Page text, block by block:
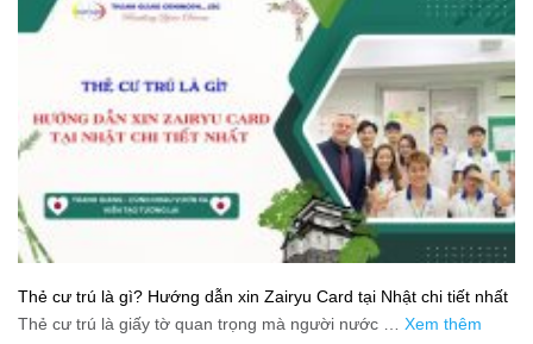
Thẻ cư trú là gì? Hướng dẫn xin Zairyu Card tại Nhật chi tiết nhất
Thẻ cư trú là giấy tờ quan trọng mà người nước … Xem thêm